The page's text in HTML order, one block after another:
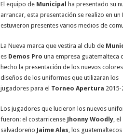
e
b
o
o
k
tt
er
at
sA
p
p
ai
l
k
e
dI
n
g
El equipo de Municipal ha presentado su
arrancar, esta presentación se realizo en un
estuvieron presentes varios medios de
La Nueva marca que vestira al club de
es Demos Pro una empresa guatemalteca
hecho la presentación de los nuevos
diseños de los uniformes que utilizaran los
jugadores para el Torneo Apertura 2015-
Los jugadores que lucieron los nuevos
fueron: el costarricense Jhonny Woodly, el
salvadoreño Jaime Alas, los guatemaltecos